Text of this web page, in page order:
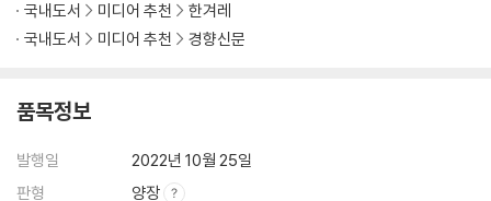
국내도서
미디어 추천
한겨레
국내도서
미디어 추천 경향신문
품목정보
발행일
2022년 10월 25일
판형
양장